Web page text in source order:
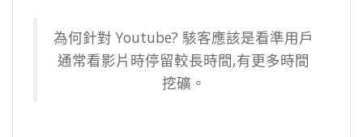
為何針對 Youtube? 駭客應該是看準用戶
通常看影片時停留較長時間,有更多時間
挖礦。